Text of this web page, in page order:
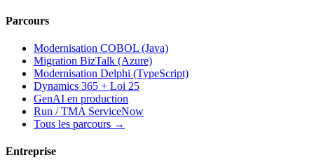
Parcours
Modernisation COBOL (Java)
Migration BizTalk (Azure)
Modernisation Delphi (TypeScript)
Dynamics 365 + Loi 25
GenAI en production
Run / TMA ServiceNow
Tous les parcours →
Entreprise